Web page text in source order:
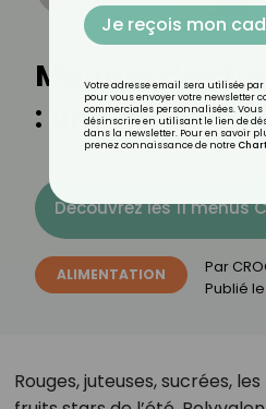
Manger des
: une
Découvrez les 11 menus
ALIMENTATION Par
Publié le
Rouges, juteuses, sucrées,
Je reçois mon
Votre adresse email sera utilisée
pour vous envoyer votre newsletter
commerciales personnalisées. Vous
désinscrire en utilisant le lien de
dans la newsletter. Pour en savoir
prenez connaissance de notre